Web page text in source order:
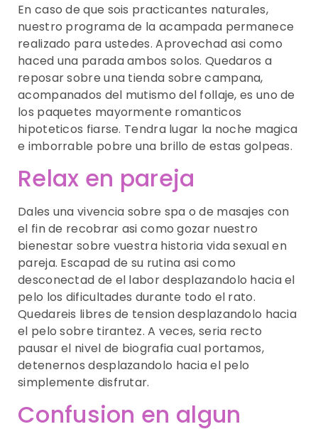
En caso de que sois practicantes naturales,
nuestro programa de la acampada permanece
realizado para ustedes. Aprovechad asi­ como
haced una parada ambos solos. Quedaros a
reposar sobre una tienda sobre campana,
acompanados del mutismo del follaje, es uno de
los paquetes mayormente romanticos
hipoteticos fiarse. Tendra lugar la noche magica
e imborrable pobre una brillo de estas golpeas.
Relax en pareja
Dales una vivencia sobre spa o de masajes con
el fin de recobrar asi­ como gozar nuestro
bienestar sobre vuestra historia vida sexual en
pareja. Escapad de su rutina asi­ como
desconectad de el labor desplazandolo hacia el
pelo los dificultades durante todo el rato.
Quedareis libres de tension desplazandolo hacia
el pelo sobre tirantez. A veces, seri­a recto
pausar el nivel de biografia cual portamos,
detenernos desplazandolo hacia el pelo
simplemente disfrutar.
Confusion en algun